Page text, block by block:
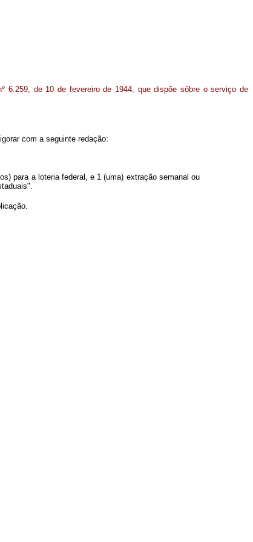
6.259, de 10 de fevereiro de 1944, que dispõe sôbre o serviço de
com a seguinte redação:
para a loteria federal, e 1 (uma) extração semanal ou